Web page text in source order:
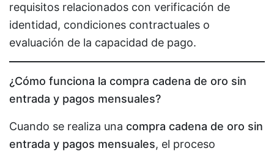
requisitos relacionados con verificación de
identidad, condiciones contractuales o
evaluación de la capacidad de pago.
¿Cómo funciona la compra cadena de oro sin
entrada y pagos mensuales?
Cuando se realiza una compra cadena de oro sin
entrada y pagos mensuales, el proceso